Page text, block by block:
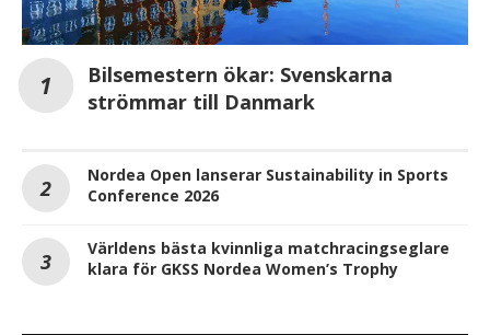
Bilsemestern ökar: Svenskarna
strömmar till Danmark
Nordea Open lanserar Sustainability in Sports
Conference 2026
Världens bästa kvinnliga matchracingseglare
klara för GKSS Nordea Women’s Trophy